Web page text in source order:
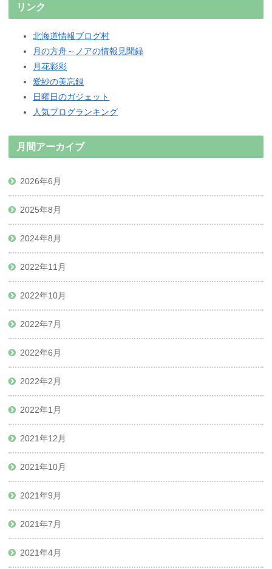
リンク
北海道情報ブログ村
月の方舟～ノアの情報見聞録
月花彩彩
愛紗の美忘録
日曜日のガジェット
人気ブログランキング
月間アーカイブ
2026年6月
2025年8月
2024年8月
2022年11月
2022年10月
2022年7月
2022年6月
2022年2月
2022年1月
2021年12月
2021年10月
2021年9月
2021年7月
2021年4月